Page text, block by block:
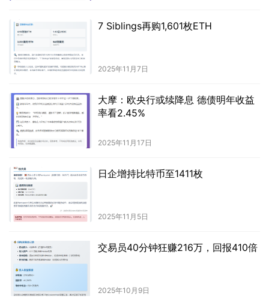
7 Siblings再购1,601枚ETH
2025年11月7日
大摩：欧央行或续降息 德债明年收益
率看2.45%
2025年11月17日
日企增持比特币至1411枚
2025年11月5日
交易员40分钟狂赚216万，回报410倍
2025年10月9日